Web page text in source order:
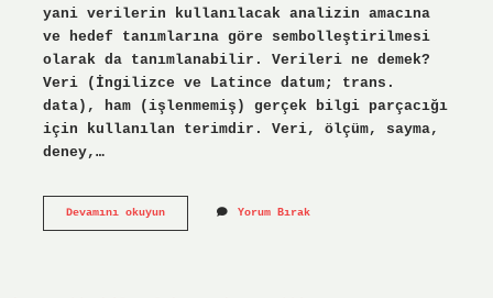
yani verilerin kullanılacak analizin amacına
ve hedef tanımlarına göre sembolleştirilmesi
olarak da tanımlanabilir. Verileri ne demek?
Veri (İngilizce ve Latince datum; trans.
data), ham (işlenmemiş) gerçek bilgi parçacığı
için kullanılan terimdir. Veri, ölçüm, sayma,
deney,…
Devamını okuyunYazılımda
Yorum Bırak